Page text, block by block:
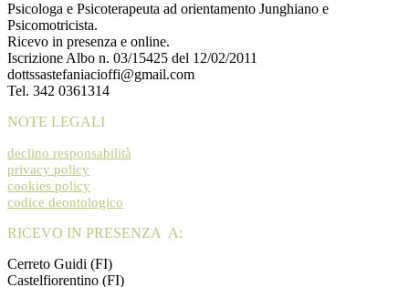
Psicologa e Psicoterapeuta ad orientamento Junghiano e
Psicomotricista.
Ricevo in presenza e online.
Iscrizione Albo n. 03/15425 del 12/02/2011
dottssastefaniacioffi@gmail.com
Tel. 342 0361314
NOTE LEGALI
declino responsabilità
privacy policy
cookies policy
codice deontologico
RICEVO IN PRESENZA A:
Cerreto Guidi (FI)
Castelfiorentino (FI)